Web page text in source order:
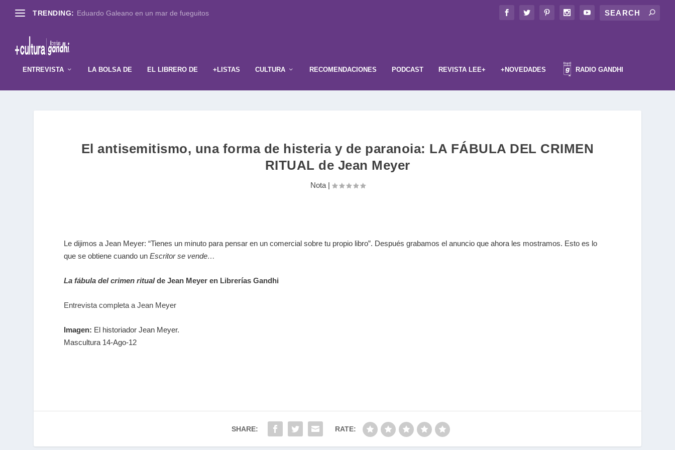
TRENDING: Eduardo Galeano en un mar de fueguitos
ENTREVISTA LA BOLSA DE EL LIBRERO DE +LISTAS CULTURA RECOMENDACIONES PODCAST REVISTA LEE+ +NOVEDADES RADIO GANDHI
El antisemitismo, una forma de histeria y de paranoia: LA FÁBULA DEL CRIMEN
RITUAL de Jean Meyer
Nota|
Le dijimos a Jean Meyer: “Tienes un minuto para pensar en un comercial sobre tu propio libro”. Después grabamos el anuncio que ahora les mostramos. Esto es lo
que se obtiene cuando unEscritor se vende…
La fábula del crimen ritualde Jean Meyer en Librerías Gandhi
Entrevista completa a Jean Meyer
Imagen: El historiador Jean Meyer.
Mascultura 14-Ago-12
SHARE: RATE: